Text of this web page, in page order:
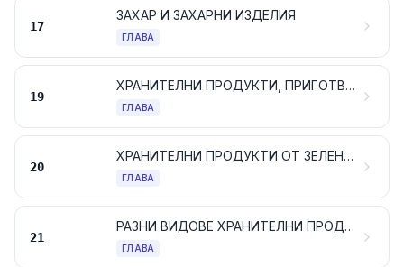
17
ЗАХАР И ЗАХАРНИ ИЗДЕЛИЯ
ГЛАВА
19
ХРАНИТЕЛНИ ПРОДУКТИ, ПРИГОТВЕНИ НА БАЗАТА НА ЖИТНИ РАСТЕНИЯ, БРАШНА, СКОРБЯЛА, НИШЕСТЕ ИЛИ МЛЯКО; ТЕСТЕНИ СЛАДКАРСКИ ИЗДЕЛИЯ
ГЛАВА
20
ХРАНИТЕЛНИ ПРОДУКТИ ОТ ЗЕЛЕНЧУЦИ, ПЛОДОВЕ ИЛИ ДРУГИ ЧАСТИ ОТ РАСТЕНИЯ
ГЛАВА
21
РАЗНИ ВИДОВЕ ХРАНИТЕЛНИ ПРОДУКТИ
ГЛАВА